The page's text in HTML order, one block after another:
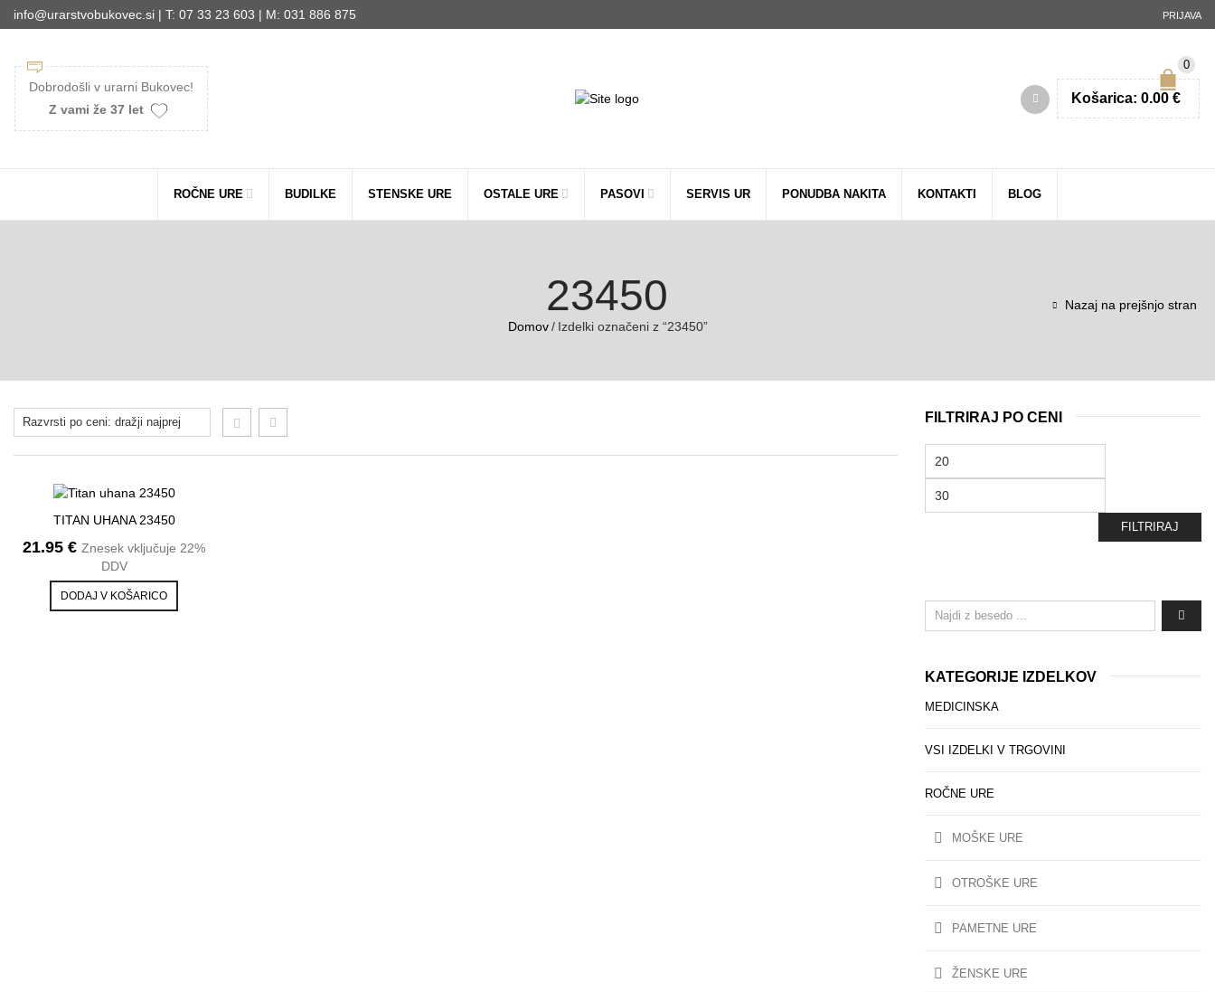
info@urarstvobukovec.si | T: 07 33 23 603 | M: 031 886 875 PRIJAVA
Dobrodošli v urarni Bukovec!
Z vami že 37 let
0
Košarica: 0.00 €
ROČNE URE BUDILKE STENSKE URE OSTALE URE PASOVI SERVIS UR PONUDBA NAKITA KONTAKTI BLOG
23450
Domov / Izdelki označeni z “23450”
Nazaj na prejšnjo stran
NA SEZNAM ŽELJA PREDOGLED
TITAN UHANA 23450
21.95 € Znesek vključuje 22%
DDV
DODAJ V KOŠARICO
FILTRIRAJ PO CENI
cena
cena
FILTRIRAJ
KATEGORIJE IZDELKOV
MEDICINSKA
VSI IZDELKI V TRGOVINI
ROČNE URE
MOŠKE URE
OTROŠKE URE
PAMETNE URE
ŽENSKE URE